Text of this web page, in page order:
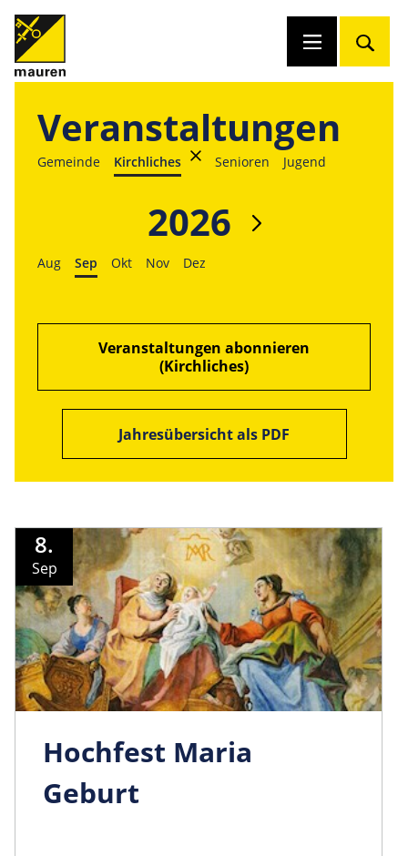
Veranstaltungen
Gemeinde Kirchliches Senioren Jugend
2026
Aug Sep Okt Nov Dez
Veranstaltungen abonnieren
(Kirchliches)
Jahresübersicht als PDF
8.
Sep
Hochfest Maria
Geburt